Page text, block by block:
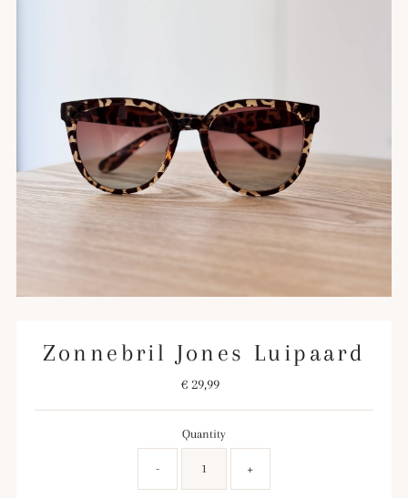
Zonnebril Jones Luipaard
Regular
€ 29,99
Quantity
- +